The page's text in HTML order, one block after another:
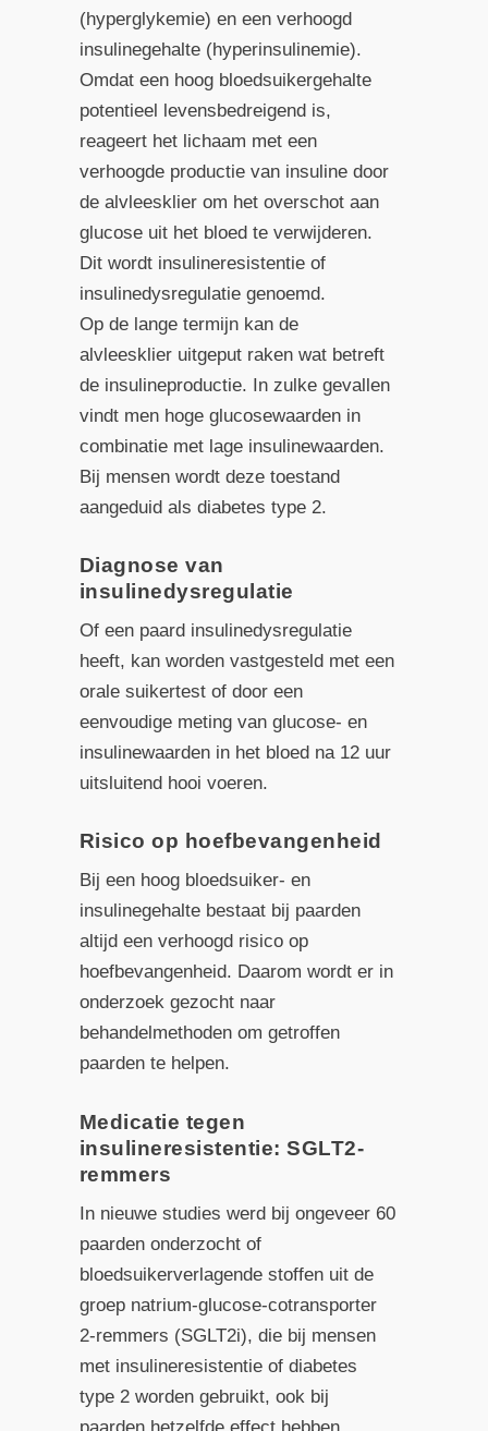
(hyperglykemie) en een verhoogd
insulinegehalte (hyperinsulinemie).
Omdat een hoog bloedsuikergehalte
potentieel levensbedreigend is,
reageert het lichaam met een
verhoogde productie van insuline door
de alvleesklier om het overschot aan
glucose uit het bloed te verwijderen.
Dit wordt insulineresistentie of
insulinedysregulatie genoemd.
Op de lange termijn kan de
alvleesklier uitgeput raken wat betreft
de insulineproductie. In zulke gevallen
vindt men hoge glucosewaarden in
combinatie met lage insulinewaarden.
Bij mensen wordt deze toestand
aangeduid als diabetes type 2.
Diagnose van
insulinedysregulatie
Of een paard insulinedysregulatie
heeft, kan worden vastgesteld met een
orale suikertest of door een
eenvoudige meting van glucose- en
insulinewaarden in het bloed na 12 uur
uitsluitend hooi voeren.
Risico op hoefbevangenheid
Bij een hoog bloedsuiker- en
insulinegehalte bestaat bij paarden
altijd een verhoogd risico op
hoefbevangenheid. Daarom wordt er in
onderzoek gezocht naar
behandelmethoden om getroffen
paarden te helpen.
Medicatie tegen
insulineresistentie: SGLT2-
remmers
In nieuwe studies werd bij ongeveer 60
paarden onderzocht of
bloedsuikerverlagende stoffen uit de
groep natrium-glucose-cotransporter
2-remmers (SGLT2i), die bij mensen
met insulineresistentie of diabetes
type 2 worden gebruikt, ook bij
paarden hetzelfde effect hebben.